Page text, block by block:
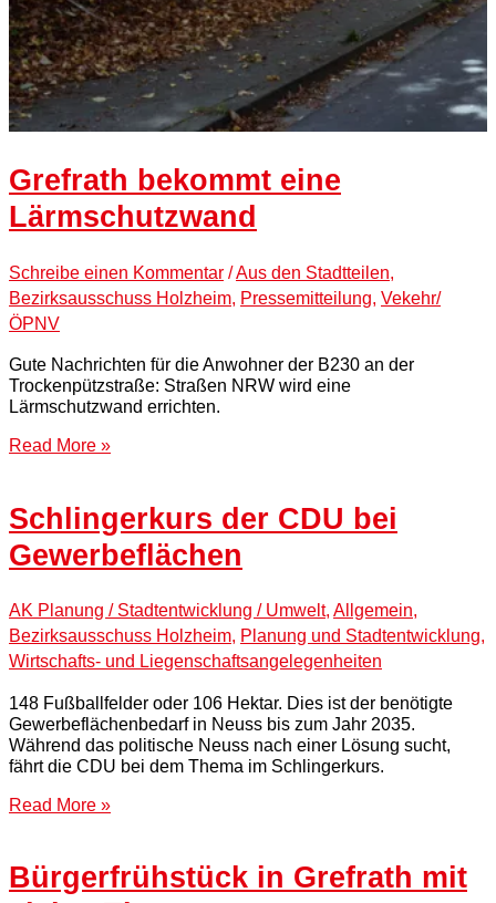
Grefrath bekommt eine
Lärmschutzwand
Schreibe einen Kommentar /Aus den Stadtteilen
Bezirksausschuss Holzheim Pressemitteilung Vekehr/
ÖPNV
Gute Nachrichten für die Anwohner der B230 an der
Trockenpützstraße: Straßen NRW wird eine
Lärmschutzwand errichten.
Read More »
Schlingerkurs der CDU bei
Gewerbeflächen
AK Planung / Stadtentwicklung / Umwelt, Allgemein,
Bezirksausschuss Holzheim, Planung und Stadtentwicklung,
Wirtschafts- und Liegenschaftsangelegenheiten
148 Fußballfelder oder 106 Hektar. Dies ist der benötigte
Gewerbeflächenbedarf in Neuss bis zum Jahr 2035.
Während das politische Neuss nach einer Lösung sucht,
fährt die CDU bei dem Thema im Schlingerkurs.
Read More »
Bürgerfrühstück in Grefrath mit